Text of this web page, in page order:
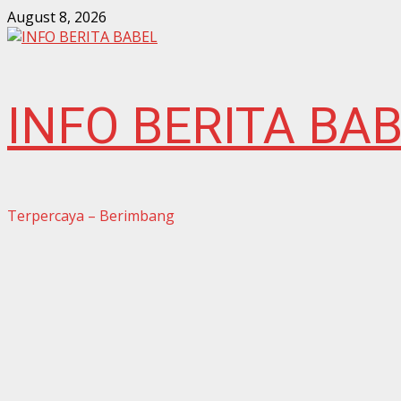
Skip
to
August 8, 2026
INFO BERITA
Terpercaya – Berimbang